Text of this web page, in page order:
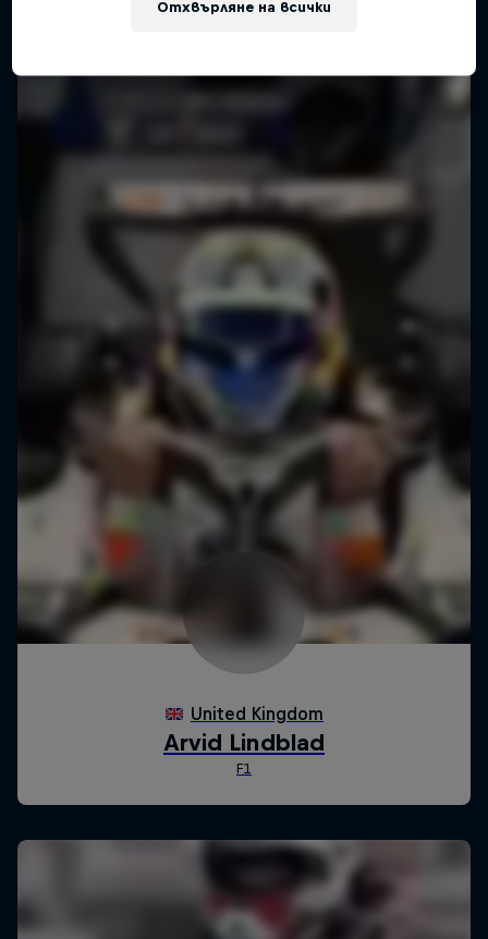
Отхвърляне на всички